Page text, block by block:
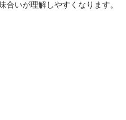
合いが理解しやすくなります。